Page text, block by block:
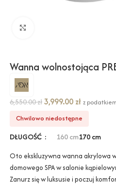
Wanna wolnostojąca
6,550.00zł3,999.00 zł z
Chwilowo niedostępne
DŁUGOŚĆ 160 cm170 cm
Oto ekskluzywna wanna akrylowa
domowego SPA w salonie
Zanurz się w luksusie i poczuj